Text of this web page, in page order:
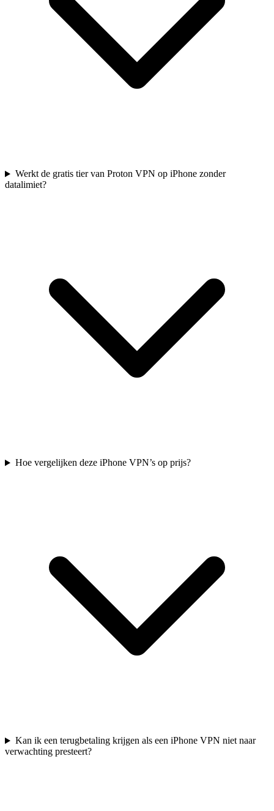
Werkt de gratis tier van Proton VPN op iPhone zonder
datalimiet?
Hoe vergelijken deze iPhone VPN’s op prijs?
Kan ik een terugbetaling krijgen als een iPhone VPN niet naar
verwachting presteert?